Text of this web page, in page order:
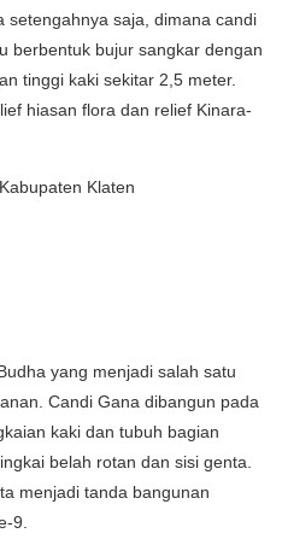
setengahnya saja, dimana candi
berbentuk bujur sangkar dengan
tinggi kaki sekitar 2,5 meter.
hiasan flora dan relief Kinara-
Klaten
yang menjadi salah satu
Candi Gana dibangun pada
kaki dan tubuh bagian
belah rotan dan sisi genta.
menjadi tanda bangunan
9.